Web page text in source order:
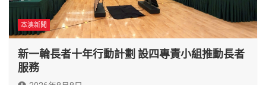
本澳新聞
新一輪長者十年行動計劃 設四專責小組推動長者
服務